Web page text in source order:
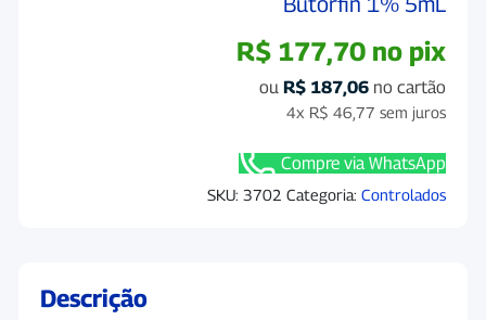
R$ 177,70 no pix
ou R$ 187,06 no cartão
4x R$ 46,77 sem juros
Compre via WhatsApp
SKU: 3702 Categoria: Controlados
Descrição